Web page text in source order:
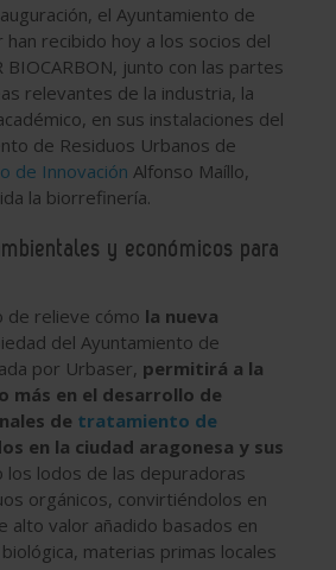
el Ayuntamiento de
recibido hoy a los socios del
BIOCARBON, junto con las partes
relevantes de la industria, la
en sus instalaciones del
de Residuos Urbanos de
de Innovación Alfonso Maíllo,
la biorrefinería.
y económicos para
de relieve cómo la nueva
del Ayuntamiento de
por Urbaser, permitirá a la
más en el desarrollo de
de tratamiento de
en la ciudad aragonesa y sus
los lodos de las depuradoras
orgánicos, convirtiéndolos en
alto valor añadido basados en
materias primas locales